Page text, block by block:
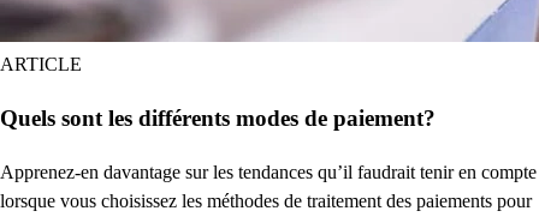
ARTICLE
Quels sont les différents modes de paiement?
Apprenez-en davantage sur les tendances qu’il faudrait tenir en compte
lorsque vous choisissez les méthodes de traitement des paiements pour